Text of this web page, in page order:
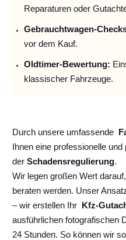
Reparaturen oder
Gebrauchtwagen-
vor dem Kauf.
Oldtimer-Bewertung:
klassischer Fahrzeuge.
Durch unsere umfassende
Ihnen eine professionelle
der Schadensregulierung.
Wir legen großen Wert
beraten werden. Unser
– wir erstellen Ihr Kfz-
ausführlichen fotografischen
24 Stunden. So können wir